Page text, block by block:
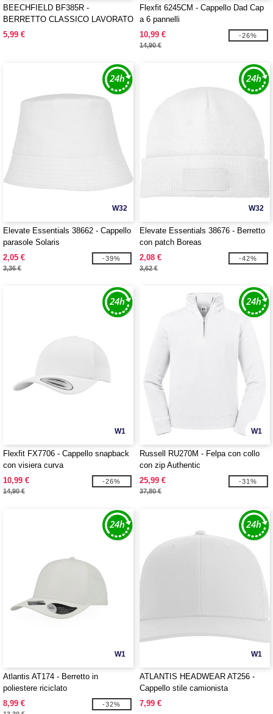
BEECHFIELD BF385R -
BERRETTO CLASSICO LAVORATO
A MAGLIA CON RISVOLTO
5,99 €
Flexfit 6245CM - Cappello Dad Cap
a 6 pannelli
10,99 €
14,90 €
-26%
W32
Elevate Essentials 38662 - Cappello
parasole Solaris
2,05 €
3,36 €
-39%
W32
Elevate Essentials 38676 - Berretto
con patch Boreas
2,08 €
3,62 €
-42%
W1
Flexfit FX7706 - Cappello snapback
con visiera curva
10,99 €
14,90 €
-26%
W1
Russell RU270M - Felpa con collo
con zip Authentic
25,99 €
37,80 €
-31%
W1
Atlantis AT174 - Berretto in
poliestere riciclato
8,99 €
-32%
W1
ATLANTIS HEADWEAR AT256 -
Cappello stile camionista
7,99 €